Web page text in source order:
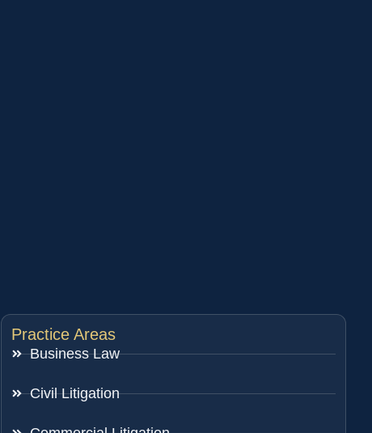
Practice Areas
Business Law
Civil Litigation